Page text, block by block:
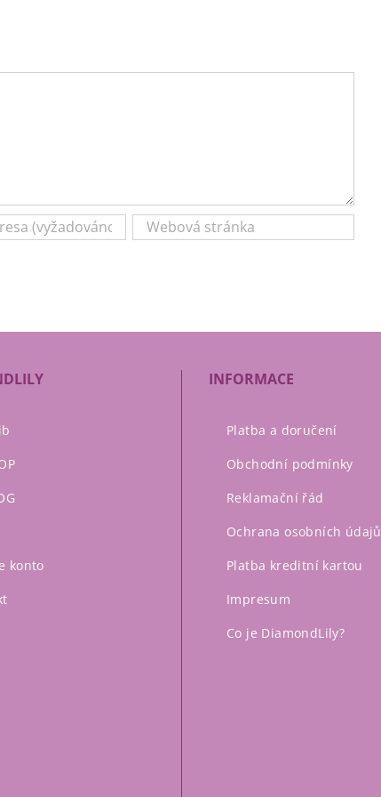
konto
INFORMACE
Platba a doručení
Obchodní podmínky
Reklamační řád
Ochrana osobních údajů
Platba kreditní kartou
Impresum
Co je DiamondLily?